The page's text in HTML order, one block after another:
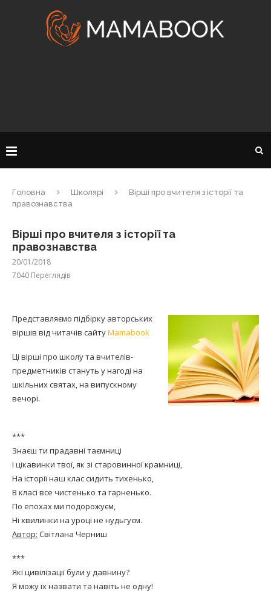
Головна Школярі
Вірші про вчителя з історії та
правознавства
Вірші про вчителя з історії та
правознавства
20/01/2018
7040 Переглядів
Представляємо підбірку авторських
віршів від читачів сайтуMamabook
Ці вірші про школу та вчителів-
предметників стануть у нагоді на
шкільних святах, на випускному
вечорі.
***
Знаєш ти прадавні таємниці
І цікавинки твої, як зі старовинної крамниці,
На історії наш клас сидить тихенько,
В класі все чистенько та гарненько.
По епохах ми подорожуєм,
Ні хвилинки на уроці не нудьгуєм.
Автор: Світлана Черниш
***
Які цивілізації були у давнину?
Я можу їх назвати та навіть не одну!